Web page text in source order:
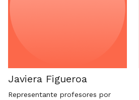
Javiera Figueroa
Representante profesores por